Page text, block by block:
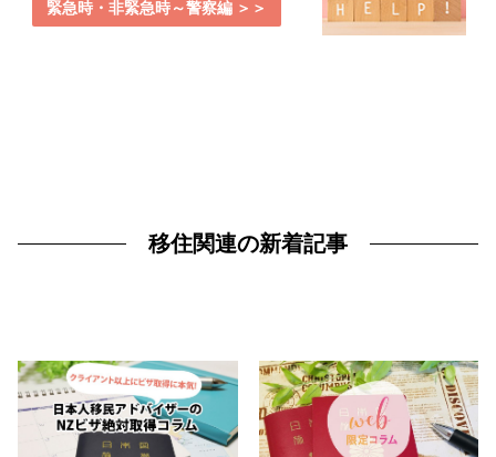
緊急時・非緊急時～警察編 ＞＞
移住関連の新着記事